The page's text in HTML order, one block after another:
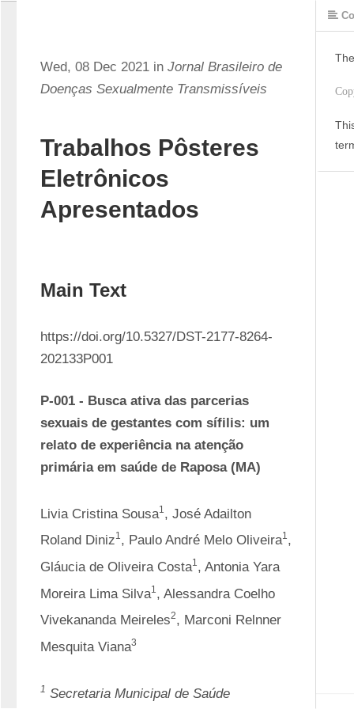
Wed, 08 Dec 2021 in Jornal Brasileiro de
Doenças Sexualmente Transmissíveis
Trabalhos Pôsteres
Eletrônicos
Apresentados
Main Text
https://doi.org/10.5327/DST-2177-8264-
202133P001
P-001 - Busca ativa das parcerias
sexuais de gestantes com sífilis: um
relato de experiência na atenção
primária em saúde de Raposa (MA)
Livia Cristina Sousa1, José Adailton
Roland Diniz1, Paulo André Melo Oliveira1,
Gláucia de Oliveira Costa1, Antonia Yara
Moreira Lima Silva1, Alessandra Coelho
Vivekananda Meireles2, Marconi Relnner
Mesquita Viana3
1 Secretaria Municipal de Saúde